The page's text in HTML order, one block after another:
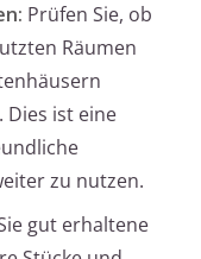
Prüfen Sie, ob
Räumen
ist eine
zu nutzen.
gut erhaltene